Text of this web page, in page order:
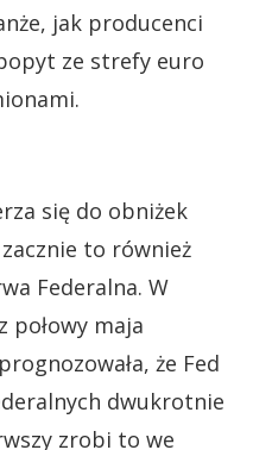
jak producenci
ze strefy euro
się do obniżek
to również
Federalna. W
połowy maja
że Fed
dwukrotnie
zrobi to we